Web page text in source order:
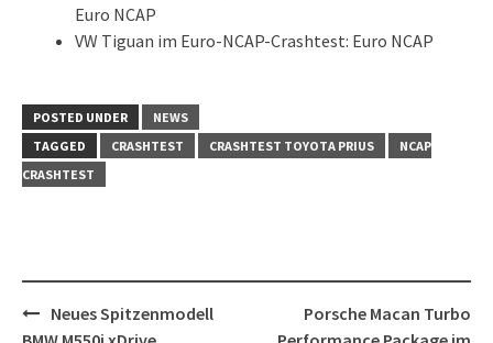
Euro NCAP
VW Tiguan im Euro-NCAP-Crashtest: Euro NCAP
POSTED UNDER
NEWS
TAGGED
CRASHTEST CRASHTEST TOYOTA PRIUS
NCAP
CRASHTEST
PostNeues Spitzenmodell
Porsche Macan Turbo